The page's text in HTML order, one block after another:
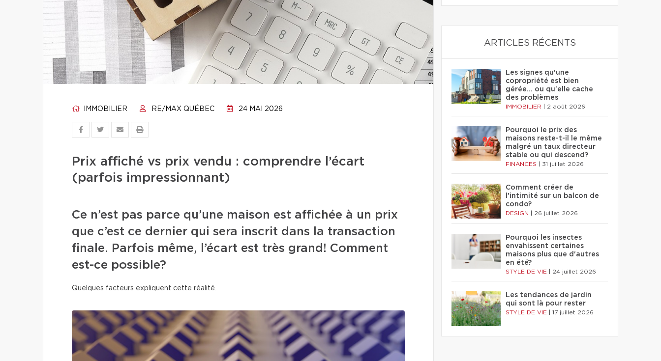
IMMOBILIER RE/MAX QUÉBEC 24 MAI 2026
Prix affiché vs prix vendu : comprendre l’écart
(parfois impressionnant)
Ce n’est pas parce qu’une maison est affichée à un prix
que c’est ce dernier qui sera inscrit dans la transaction
finale. Parfois même, l’écart est très grand! Comment
est-ce possible?
Quelques facteurs expliquent cette réalité.
ARTICLES RÉCENTS
Les signes qu'une
copropriété est bien
gérée… ou qu'elle cache
des problèmes
IMMOBILIER 2 août 2026
Pourquoi le prix des
maisons reste-t-il le même
malgré un taux directeur
stable ou qui descend?
FINANCES 31 juillet 2026
Comment créer de
l'intimité sur un balcon de
condo?
DESIGN 26 juillet 2026
Pourquoi les insectes
envahissent certaines
maisons plus que d'autres
en été?
STYLE DE VIE 24 juillet 2026
Les tendances de jardin
qui sont là pour rester
STYLE DE VIE 17 juillet 2026